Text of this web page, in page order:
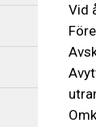
Vid